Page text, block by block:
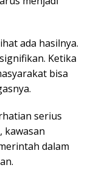
ada hasilnya.
Ketika
bisa
serius
kawasan
dalam